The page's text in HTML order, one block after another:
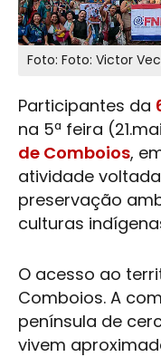
Foto: Foto: Victor
Participantes da
na 5ª feira
de Comboios,
atividade
preservação
culturas
O acesso ao
Comboios. A
península de
vivem